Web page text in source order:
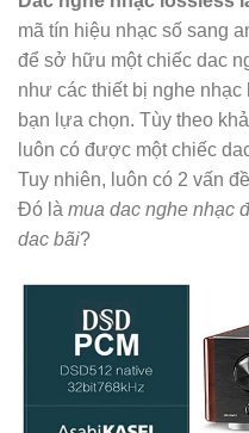
mã tín hiệu nhạc số sang
để sở hữu một chiếc dac
như các thiết bị nghe
bạn lựa chọn. Tùy theo
luôn có được một chiếc
Tuy nhiên, luôn có 2 vấn
Đó là mua dac nghe nhạc
dac bãi?